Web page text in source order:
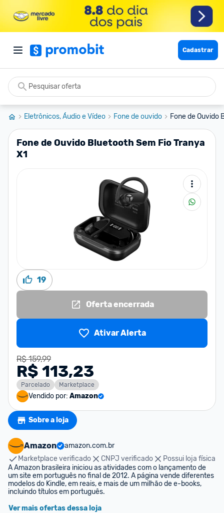
Cadastrar
Eletrônicos, Áudio e Vídeo Fone de ouvido Fone de Ouvido
Fone de Ouvido Bluetooth Sem Fio Tranya
X1
19
Oferta encerrada
Ativar Alerta
R$ 159,99
R$ 113,23
Parcelado Marketplace
Vendido por: Amazon
Sobre a loja
Amazon
amazon.com.br
Marketplace verificado
CNPJ verificado
Possui loja física
A Amazon brasileira iniciou as atividades com o lançamento de
um site em português no final de 2012. A página vende diferentes
modelos do Kindle, em reais, e mais de um milhão de e-books,
incluindo títulos em português.
Ver mais ofertas dessa loja